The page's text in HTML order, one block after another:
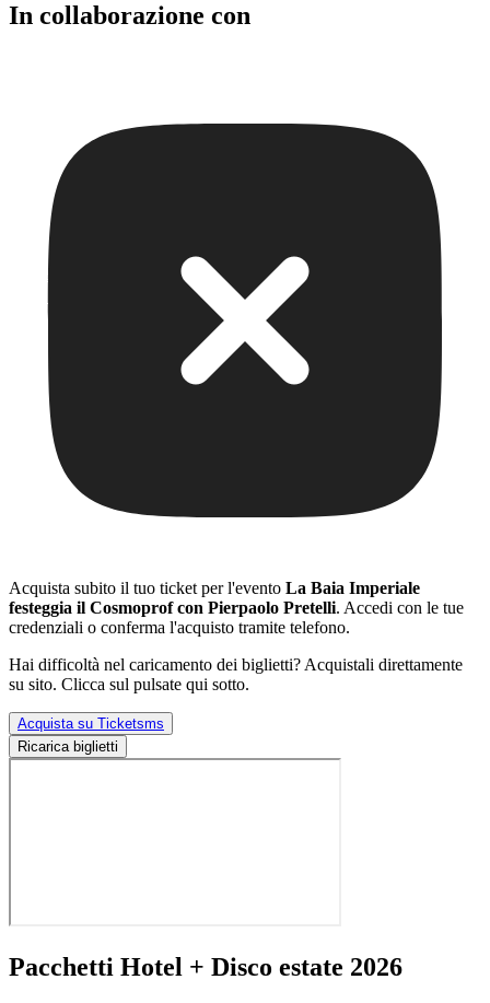
In collaborazione con
Acquista subito il tuo ticket per l'evento La Baia Imperiale
festeggia il Cosmoprof con Pierpaolo Pretelli. Accedi con le tue
credenziali o conferma l'acquisto tramite telefono.
Hai difficoltà nel caricamento dei biglietti? Acquistali direttamente
su sito. Clicca sul pulsate qui sotto.
Acquista su Ticketsms
Ricarica biglietti
Pacchetti Hotel + Disco estate 2026